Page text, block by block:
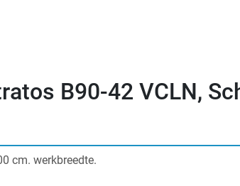
B90-42 VCLN,
cm. werkbreedte.